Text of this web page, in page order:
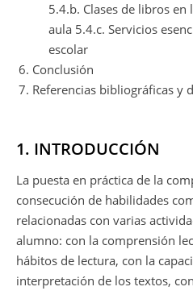
5.4.b. Clases de libros
aula 5.4.c. Servicios
escolar
Conclusión
Referencias bibliográficas y
1. INTRODUCCIÓN
La puesta en práctica de la
consecución de habilidades
relacionadas con varias
alumno: con la comprensión
hábitos de lectura, con la
interpretación de los textos,